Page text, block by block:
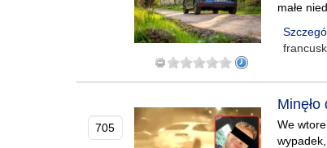
małe
705
We